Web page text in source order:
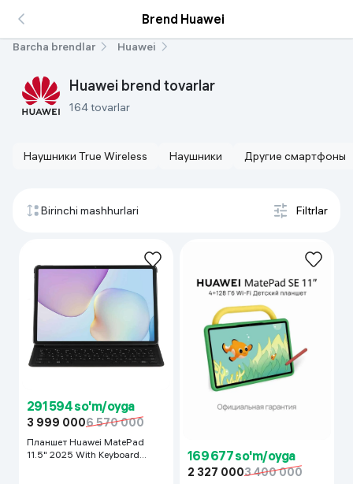
Brend Huawei
Barcha brendlar Huawei
Huawei brend tovarlar
164 tovarlar
Наушники True Wireless Наушники Другие смартфоны
Birinchi mashhurlari Filtrlar
291 594 so'm/oyga
3 999 0006 570 000
Планшет Huawei MatePad
11.5" 2025 With Keyboard
169 677 so'm/oyga
2 327 0003 400 000